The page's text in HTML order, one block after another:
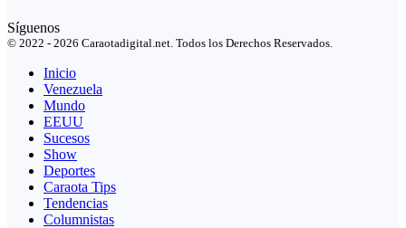
Síguenos
© 2022 - 2026 Caraotadigital.net. Todos los Derechos Reservados.
Inicio
Venezuela
Mundo
EEUU
Sucesos
Show
Deportes
Caraota Tips
Tendencias
Columnistas